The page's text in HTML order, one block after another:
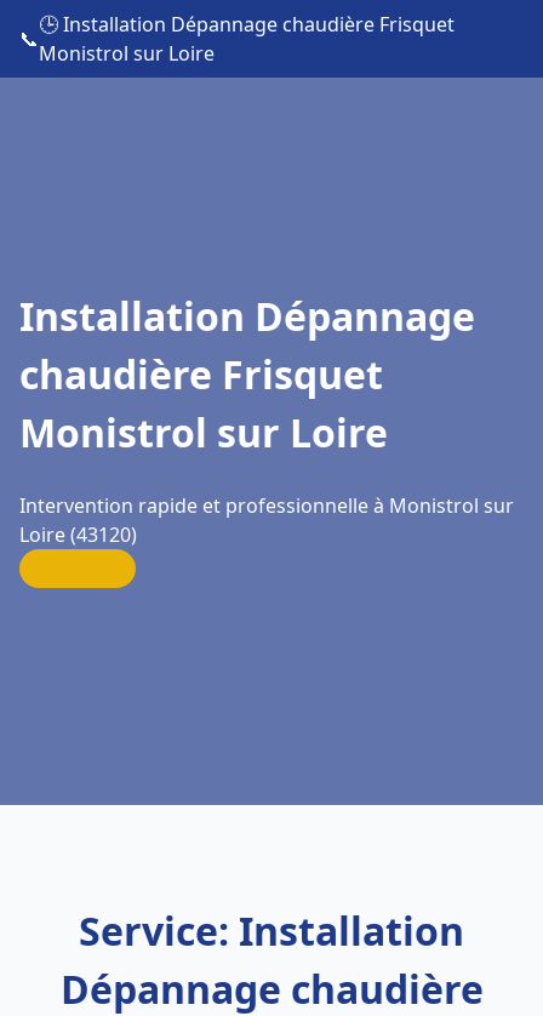
📞
🕒 Installation Dépannage chaudière Frisquet
Monistrol sur Loire
Installation Dépannage
chaudière Frisquet
Monistrol sur Loire
Intervention rapide et professionnelle à Monistrol sur
Loire (43120)
Service: Installation
Dépannage chaudière